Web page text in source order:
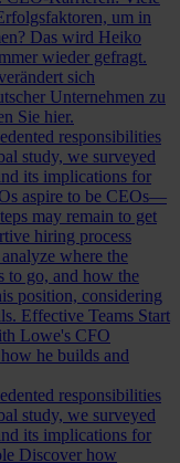
um in
Das wird Heiko
wieder gefragt.
sich
Unternehmen zu
Sie hier.
responsibilities
study, we surveyed
its implications for
aspire to be CEOs—
may remain to get
hiring process
where the
to go, and how the
position, considering
Effective Teams Start
Lowe's CFO
he builds and
responsibilities
study, we surveyed
its implications for
Discover how